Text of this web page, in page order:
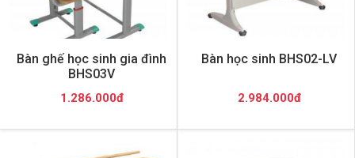
Bàn ghế học sinh gia đình
BHS03V
1.286.000đ
Bàn học sinh BHS02-LV
2.984.000đ